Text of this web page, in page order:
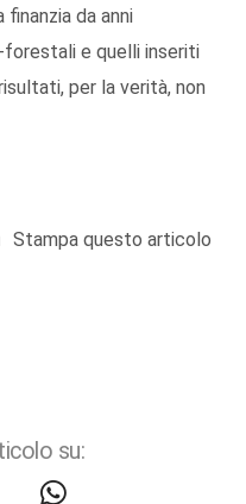
da anni
forestali e quelli inseriti
per la verità, non
Stampa questo articolo
su: